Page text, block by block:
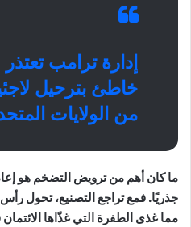
إدارة ترامب
خاطئ بترحيل
من الولايات
ما كان أهم من ترويض التضخم هو
جذريًا. فمع تراجع التصنيع، تحول
مما غذى الطفرة التي غذّاها